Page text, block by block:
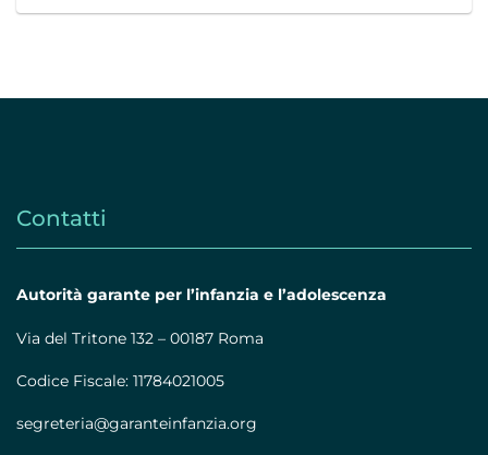
Contatti
Autorità garante per l’infanzia e l’adolescenza
Via del Tritone 132 – 00187 Roma
Codice Fiscale: 11784021005
segreteria@garanteinfanzia.org